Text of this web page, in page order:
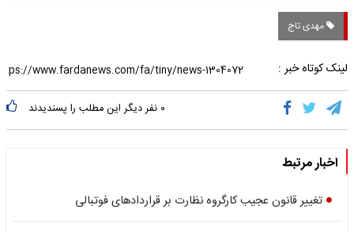
مهدی تاج
لینک کوتاه خبر :
۰ نفر دیگر این مطلب را پسندیدند
اخبار مرتبط
تغییر قانون عجیب کارگروه نظارت بر قراردادهای فوتبالی